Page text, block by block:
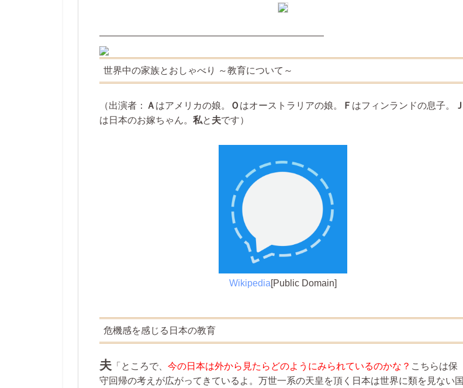
————————————————————————
世界中の家族とおしゃべり ～教育について～
（出演者： Ａ はアメリカの娘。 Ｏはオーストラリアの娘。 Ｆ はフィンランドの息子。
Ｊ
は日本のお嫁ちゃん。 私と 夫です）
Wikipedia[Public Domain]
危機感を感じる日本の教育
夫 「ところで、 今の日本は外から見たらどのようにみられているのかな？ こちらは保
守回帰の考えが広がってきているよ。万世一系の天皇を頂く日本は世界に類を見ない国